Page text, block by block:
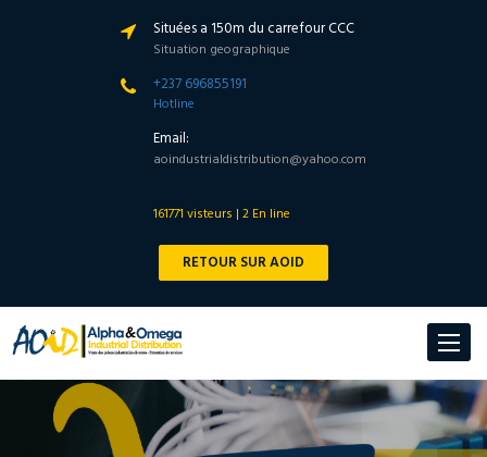
Situées a 150m du carrefour CCC
Situation geographique
+237 696855191
Hotline
Email:
aoindustrialdistribution@yahoo.com
161771 visteurs | 2 En line
RETOUR SUR AOID
Toggle